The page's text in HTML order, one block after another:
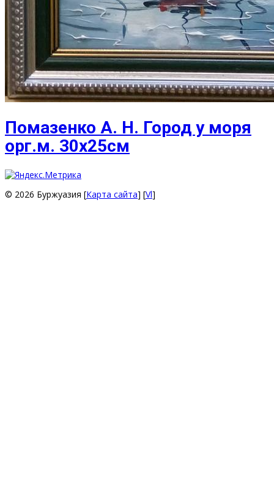
Помазенко А. Н. Город у моря
орг.м. 30х25см
© 2026 Буржуазия [Карта сайта] [Vl]